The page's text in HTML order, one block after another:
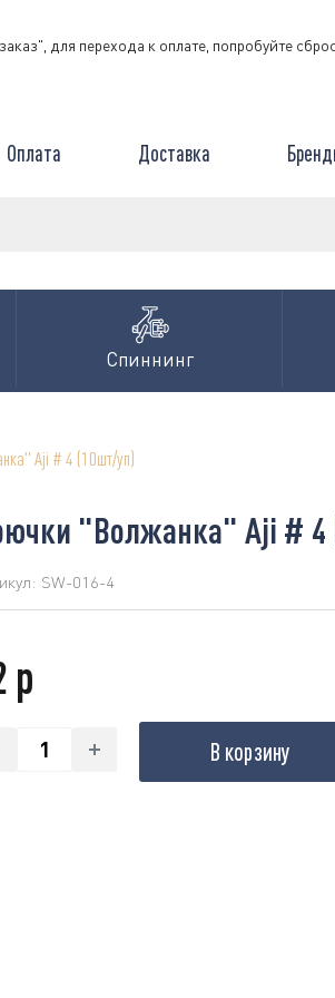
для перехода к оплате, попробуйте
Оплата Доставка
Спиннинг
Aji # 4 (10шт/уп)
"Волжанка" Aji # 4
SW-016-4
р
В корзину